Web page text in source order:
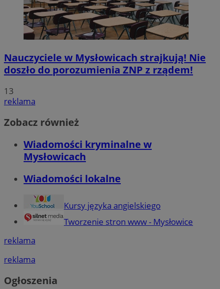
Nauczyciele w Mysłowicach strajkują! Nie
doszło do porozumienia ZNP z rządem!
13
reklama
Zobacz również
Wiadomości kryminalne w
Mysłowicach
Wiadomości lokalne
Kursy języka angielskiego
Tworzenie stron www - Mysłowice
reklama
reklama
Ogłoszenia